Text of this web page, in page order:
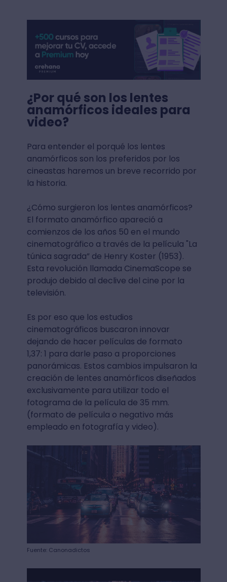
¿Por qué son los lentes
anamórficos ideales para
video?
Para entender el porqué los lentes
anamórficos son los preferidos por los
cineastas haremos un breve recorrido por
la historia.
¿Cómo surgieron los lentes anamórficos?
El formato anamórfico apareció a
comienzos de los años 50 en el mundo
cinematográfico a través de la película "La
túnica sagrada” de Henry Koster (1953).
Esta revolución llamada CinemaScope se
produjo debido al declive del cine por la
televisión.
Es por eso que los estudios
cinematográficos buscaron innovar
dejando de hacer películas de formato
1,37: 1 para darle paso a proporciones
panorámicas. Estos cambios impulsaron la
creación de lentes anamórficos diseñados
exclusivamente para utilizar todo el
fotograma de la película de 35 mm.
(formato de película o negativo más
empleado en fotografía y video).
Fuente: Canonadictos